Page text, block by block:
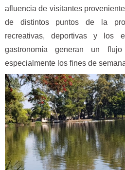
afluencia de visitantes
de distintos puntos de la
recreativas, deportivas y los
gastronomía generan un
especialmente los fines de